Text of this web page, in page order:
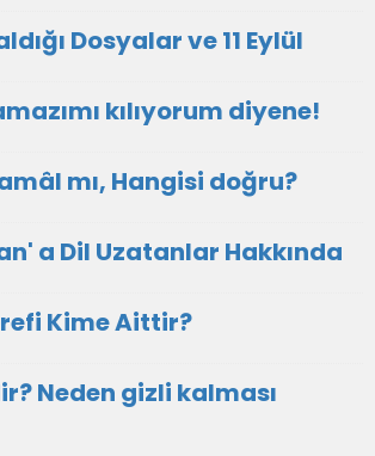
Dosyalar ve 11 Eylül
kılıyorum diyene!
mı, Hangisi doğru?
a Dil Uzatanlar Hakkında
Kime Aittir?
Neden gizli kalması